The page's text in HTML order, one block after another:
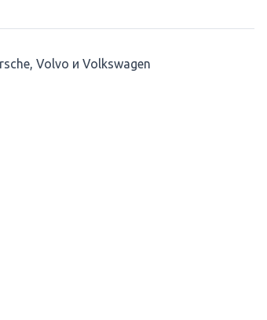
Volvo и Volkswagen